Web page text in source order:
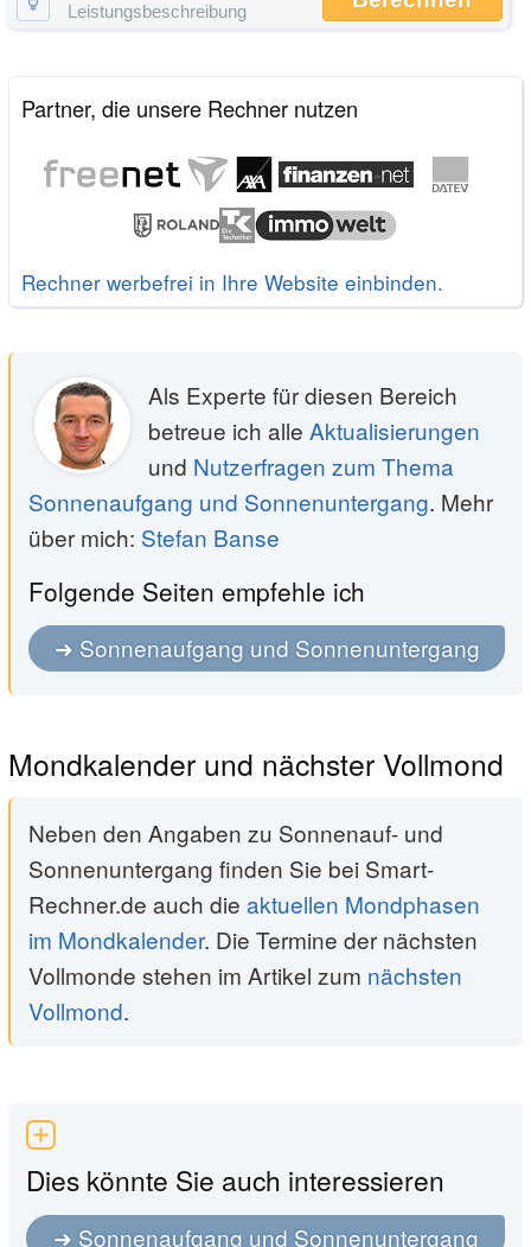
Leistungsbeschreibung
Partner, die unsere Rechner nutzen
Rechner werbefrei in Ihre Website einbinden.
Als Experte für diesen Bereich
betreue ich alle Aktualisierungen
und Nutzerfragen zum Thema
Sonnenaufgang und Sonnenuntergang. Mehr
über mich: Stefan Banse
Folgende Seiten empfehle ich
Sonnenaufgang und Sonnenuntergang
Mondkalender und nächster Vollmond
Neben den Angaben zu Sonnenauf- und
Sonnenuntergang finden Sie bei Smart-
Rechner.de auch die aktuellen Mondphasen
im Mondkalender. Die Termine der nächsten
Vollmonde stehen im Artikel zum nächsten
Vollmond.
Dies könnte Sie auch interessieren
Sonnenaufgang und Sonnenuntergang